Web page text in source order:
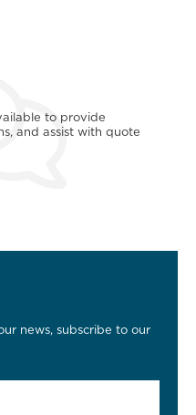
to provide
and assist with quote
news, subscribe to our